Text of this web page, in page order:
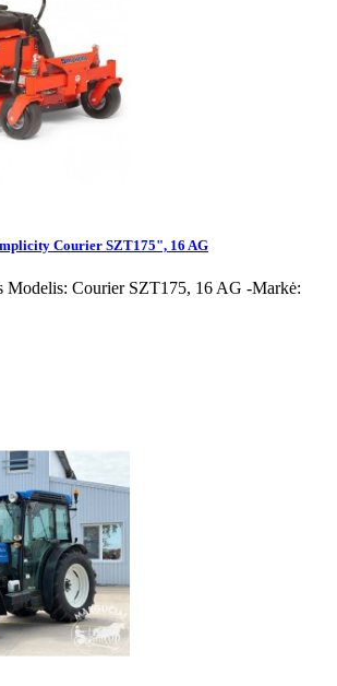
Courier SZT175", 16 AG
Modelis: Courier SZT175, 16 AG -Markė: